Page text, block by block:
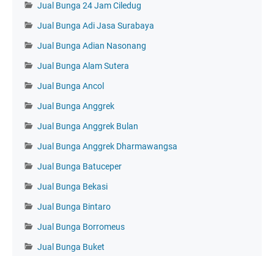
Jual Bunga 24 Jam Ciledug
Jual Bunga Adi Jasa Surabaya
Jual Bunga Adian Nasonang
Jual Bunga Alam Sutera
Jual Bunga Ancol
Jual Bunga Anggrek
Jual Bunga Anggrek Bulan
Jual Bunga Anggrek Dharmawangsa
Jual Bunga Batuceper
Jual Bunga Bekasi
Jual Bunga Bintaro
Jual Bunga Borromeus
Jual Bunga Buket